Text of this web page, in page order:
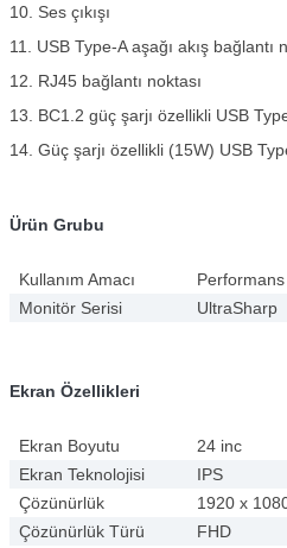
10. Ses çıkışı
11. USB Type-A aşağı akış
12. RJ45 bağlantı noktası
13. BC1.2 güç şarjı özellikli USB
14. Güç şarjı özellikli (15W) USB
Ürün Grubu
Kullanım Amacı
Performans
Monitör Serisi
UltraSharp
Ekran Özellikleri
Ekran Boyutu
24 inc
Ekran Teknolojisi
IPS
Çözünürlük
1920 x
Çözünürlük Türü
FHD